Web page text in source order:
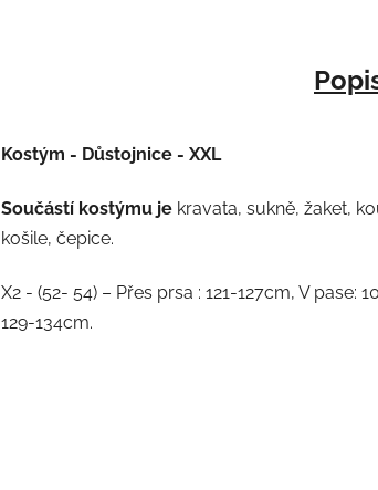
Kostým - Důstojnice - XXL
Součástí kostýmu je kravata, sukně, žaket,
košile, čepice.
X2 - (52- 54) – Přes prsa : 121-127cm, V pase:
129-134cm.